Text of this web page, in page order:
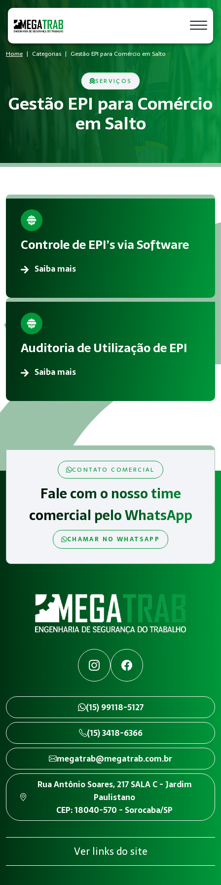
Home Categorias Gestão EPI para Comércio em Salto
SERVIÇOS
Gestão EPI para Comércio
em Salto
Empresas de todos os portes que possuem empregados
Benefícios da implementação
A aplicação correta de Gestão EPI reduz acidentes,
Atendimento em Salto
A Megatrab atua oferecendo consultoria especializada em
Controle de EPI’s via Software
Saiba mais
Auditoria de Utilização de EPI
Saiba mais
CONTATO COMERCIAL
Fale com o nosso time
comercial pelo WhatsApp
CHAMAR NO WHATSAPP
InstagramFacebook
(15) 99118-5127
(15) 3418-6366
megatrab@megatrab.com.br
Rua Antônio Soares, 217 SALA C - Jardim
Paulistano
CEP: 18040-570 - Sorocaba/SP
Ver links do site